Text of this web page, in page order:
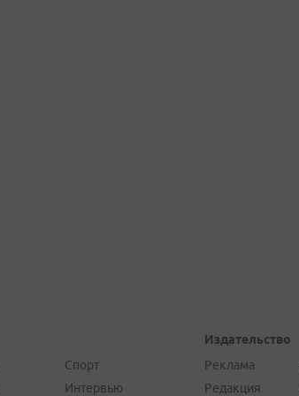
Спорт
Интервью
Издательство
Реклама
Редакция